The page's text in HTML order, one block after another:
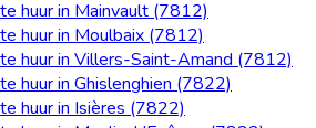
huur in Mainvault (7812)
huur in Moulbaix (7812)
huur in Villers-Saint-Amand (7812)
huur in Ghislenghien (7822)
huur in Isières (7822)